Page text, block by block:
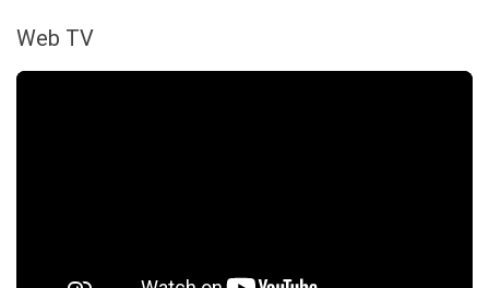
Web TV